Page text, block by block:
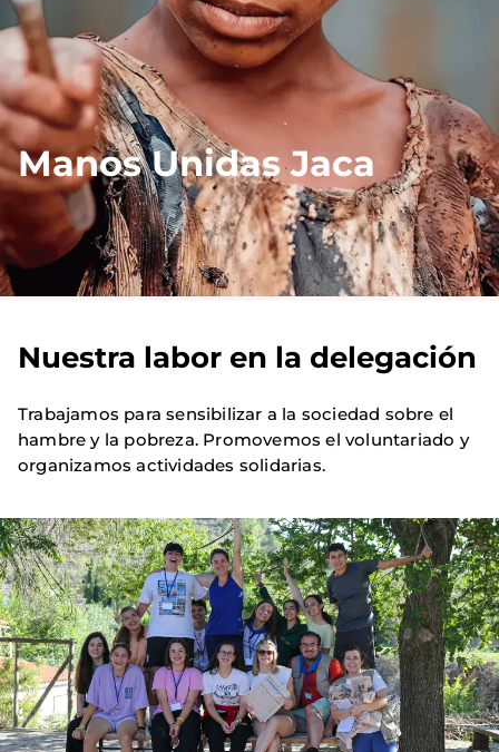
Manos Unidas Jaca
Nuestra labor en la delegación
Trabajamos para sensibilizar a la sociedad sobre el
hambre y la pobreza. Promovemos el voluntariado y
organizamos actividades solidarias.